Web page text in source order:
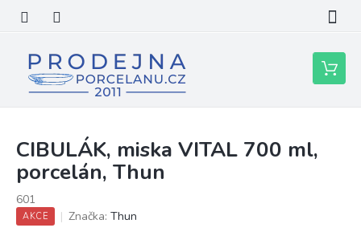
obsah
Nákupní
košík
CIBULÁK, miska VITAL 700 ml,
porcelán, Thun
601
AKCE Značka: Thun